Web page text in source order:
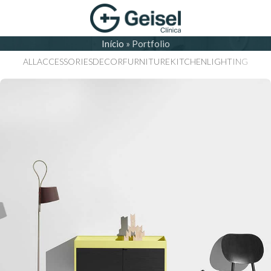
Início » Portfolio
ALL ACCESSORIESDECORFURNITUREKITCHENLIGHTING